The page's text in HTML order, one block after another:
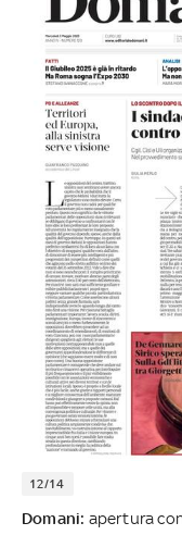
12/14
Domani: apertura